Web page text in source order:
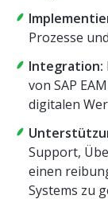
Prozesse
Integration:
von SAP
digitalen
Support,
einen
Systems zu